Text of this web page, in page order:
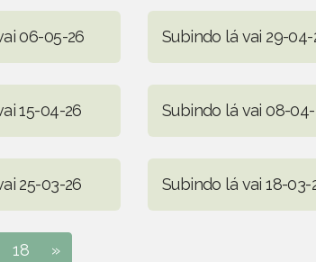
06-05-26 Subindo lá vai 29-04-
15-04-26 Subindo lá vai 08-
25-03-26 Subindo lá vai 18-03-
18 »